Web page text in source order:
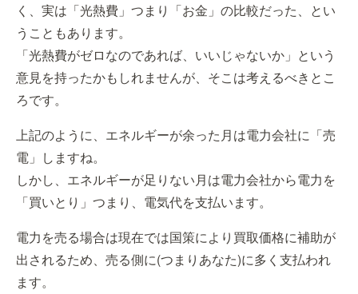
く、実は「光熱費」つまり「お金」の比較だった、とい
うこともあります。
「光熱費がゼロなのであれば、いいじゃないか」という
意見を持ったかもしれませんが、そこは考えるべきとこ
ろです。
上記のように、エネルギーが余った月は電力会社に「売
電」しますね。
しかし、エネルギーが足りない月は電力会社から電力を
「買いとり」つまり、電気代を支払います。
電力を売る場合は現在では国策により買取価格に補助が
出されるため、売る側に(つまりあなた)に多く支払われ
ます。